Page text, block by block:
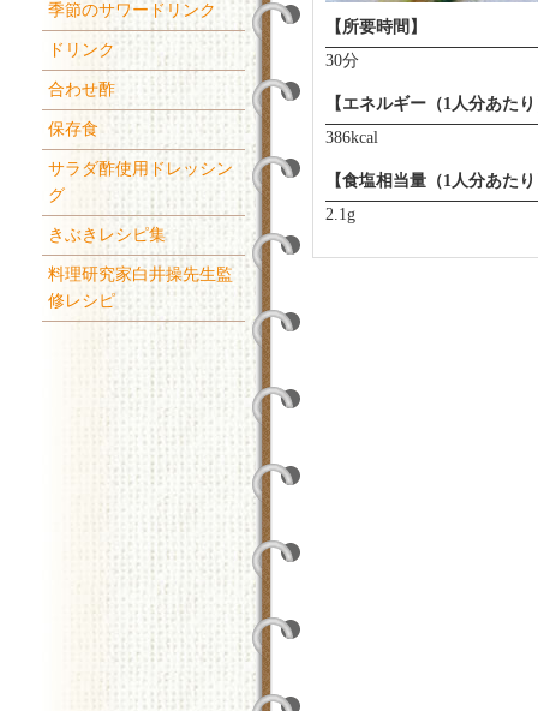
季節のサワードリンク
ドリンク
合わせ酢
保存食
サラダ酢使用ドレッシン
グ
きぶきレシピ集
料理研究家白井操先生監
修レシピ
【所要時間】
30分
【エネルギー（1人分あた
386kcal
【食塩相当量（1人分あた
2.1g